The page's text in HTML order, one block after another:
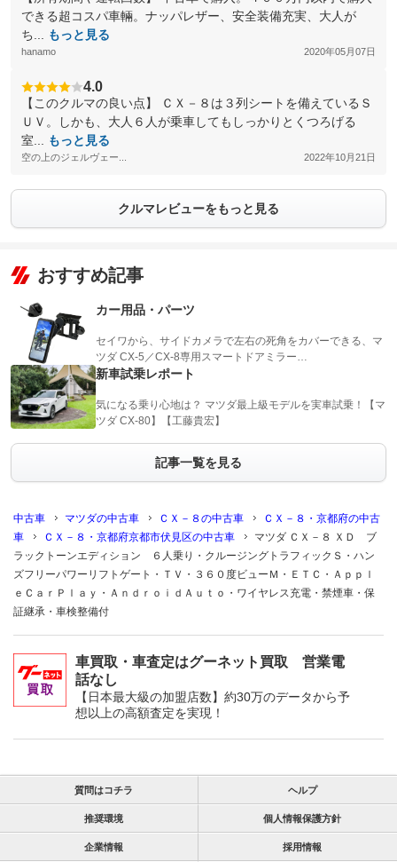
できる超コスパ車輛。ナッパレザー、安全装備充実、大人が
ち...
もっと見る
hanamo 2020年05月07日
4.0
【このクルマの良い点】 ＣＸ－８は３列シートを備えているＳ
ＵＶ。しかも、大人６人が乗車してもしっかりとくつろげる
室...
もっと見る
空の上のジェルヴェー... 2022年10月21日
クルマレビューをもっと見る
おすすめ記事
カー用品・パーツ
セイワから、サイドカメラで左右の死角をカバーできる、マ
ツダ CX-5／CX-8専用スマートドアミラー…
新車試乗レポート
気になる乗り心地は？ マツダ最上級モデルを実車試乗！【マ
ツダ CX-80】【工藤貴宏】
記事一覧を見る
中古車 マツダの中古車 ＣＸ－８の中古車
ＣＸ－８・京都府の中古
車
ＣＸ－８・京都府京都市伏見区の中古車
マツダ ＣＸ－８ ＸＤ ブ
ラックトーンエディション ６人乗り・クルージングトラフィックＳ・ハン
ズフリーパワーリフトゲート・ＴＶ・３６０度ビューＭ・ＥＴＣ・Ａｐｐｌ
ｅＣａｒＰｌａｙ・ＡｎｄｒｏｉｄＡｕｔｏ・ワイヤレス充電・禁煙車・保
証継承・車検整備付
車買取・車査定はグーネット買取 営業電
話なし
【日本最大級の加盟店数】約30万のデータから予
想以上の高額査定を実現！
質問はコチラ ヘルプ
推奨環境 個人情報保護方針
企業情報 採用情報